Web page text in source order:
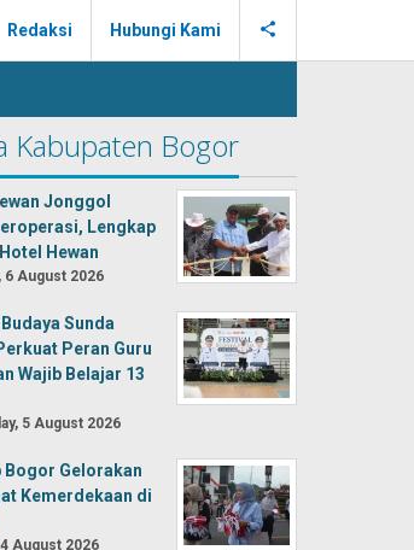
Redaksi Hubungi Kami
Kabupaten Bogor
Jonggol
Lengkap
Hewan
6 August 2026
Sunda
Peran Guru
Wajib Belajar 13
5 August 2026
Bogor Gelorakan
Kemerdekaan di
August 2026